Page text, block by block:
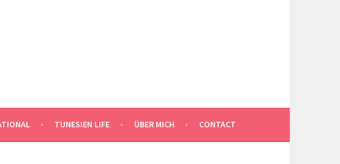
TUNESIEN LIFE ÜBER MICH CONTACT